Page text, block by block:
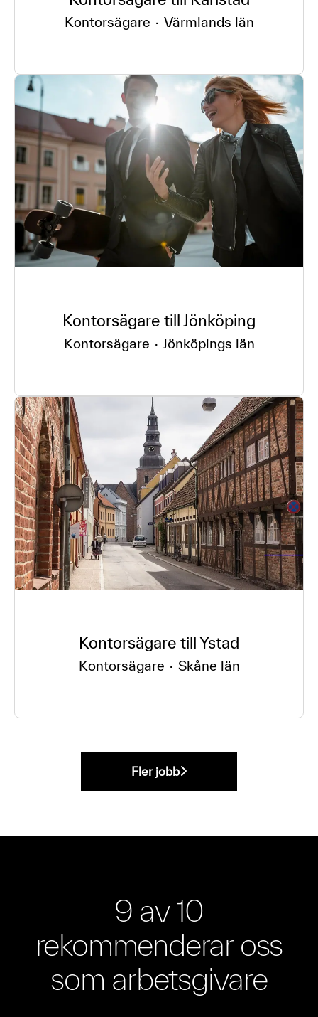
Kontorsägare · Värmlands län
Kontorsägare till Jönköping
Kontorsägare · Jönköpings län
Kontorsägare till Ystad
Kontorsägare · Skåne län
Fler jobb
9 av 10
rekommenderar oss
som arbetsgivare